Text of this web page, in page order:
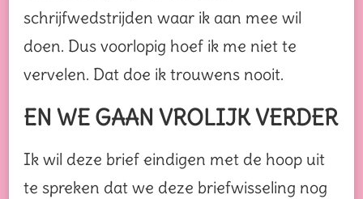
schrijfwedstrijden waar ik aan mee wil
doen. Dus voorlopig hoef ik me niet te
vervelen. Dat doe ik trouwens nooit.
EN WE GAAN VROLIJK VERDER
Ik wil deze brief eindigen met de hoop uit
te spreken dat we deze briefwisseling nog